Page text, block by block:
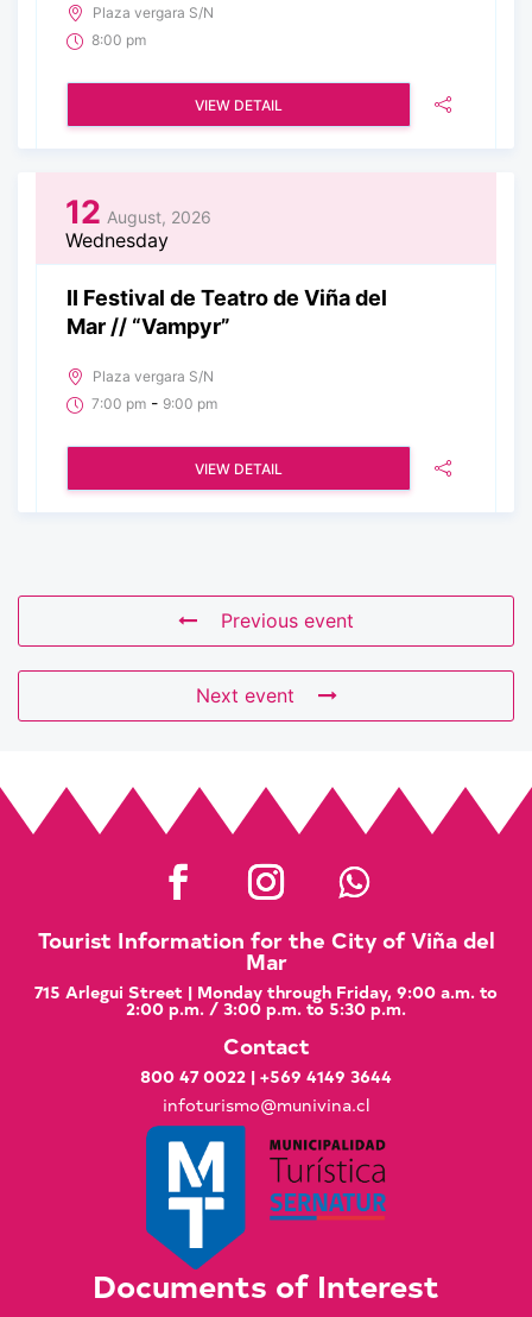
Plaza vergara S/N
8:00 pm
VIEW DETAIL
12 August, 2026
Wednesday
II Festival de Teatro de Viña del
Mar // “Vampyr”
Plaza vergara S/N
7:00 pm - 9:00 pm
VIEW DETAIL
Previous event
Next event
Tourist Information for the City of Viña del
Mar
715 Arlegui Street | Monday through Friday, 9:00 a.m. to
2:00 p.m. / 3:00 p.m. to 5:30 p.m.
Contact
800 47 0022 | +569 4149 3644
infoturismo@munivina.cl
Documents of Interest